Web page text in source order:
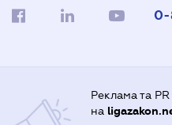
0-
Реклама та PR
на